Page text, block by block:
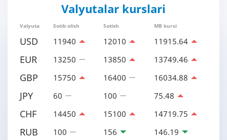
Valyutalar kurslari
Valyuta Sotib olish Sotish MB kursi
USD 11940 12010 11915.64
EUR 13250 13850 13749.46
GBP 15750 16400 16034.88
JPY 60 100 75.48
CHF 14450 15100 14719.75
RUB 100 156 146.19